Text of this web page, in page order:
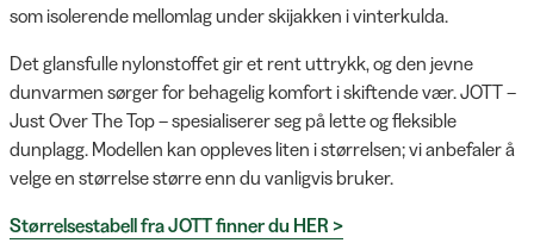
som isolerende mellomlag under skijakken i vinterkulda.
Det glansfulle nylonstoffet gir et rent uttrykk, og den jevne
dunvarmen sørger for behagelig komfort i skiftende vær. JOTT –
Just Over The Top – spesialiserer seg på lette og fleksible
dunplagg. Modellen kan oppleves liten i størrelsen; vi anbefaler å
velge en størrelse større enn du vanligvis bruker.
Størrelsestabell fra JOTT finner du HER >